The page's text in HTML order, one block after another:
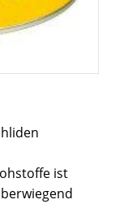
ist